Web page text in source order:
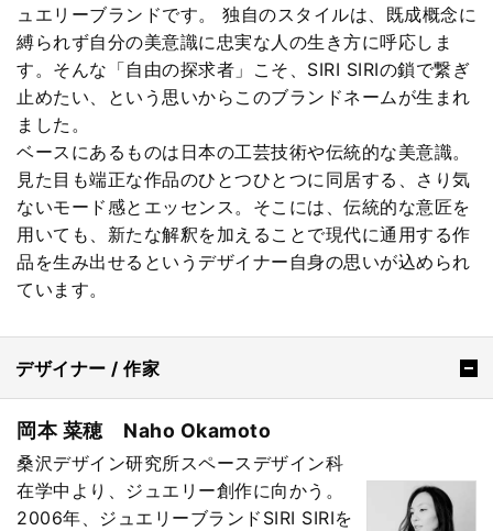
ュエリーブランドです。 独自のスタイルは、既成概念に
縛られず自分の美意識に忠実な人の生き方に呼応しま
す。そんな「自由の探求者」こそ、SIRI SIRIの鎖で繋ぎ
止めたい、という思いからこのブランドネームが生まれ
ました。
ベースにあるものは日本の工芸技術や伝統的な美意識。
見た目も端正な作品のひとつひとつに同居する、さり気
ないモード感とエッセンス。そこには、伝統的な意匠を
用いても、新たな解釈を加えることで現代に通用する作
品を生み出せるというデザイナー自身の思いが込められ
ています。
デザイナー / 作家
岡本 菜穂 Naho Okamoto
桑沢デザイン研究所スペースデザイン科
在学中より、ジュエリー創作に向かう。
2006年、ジュエリーブランドSIRI SIRIを